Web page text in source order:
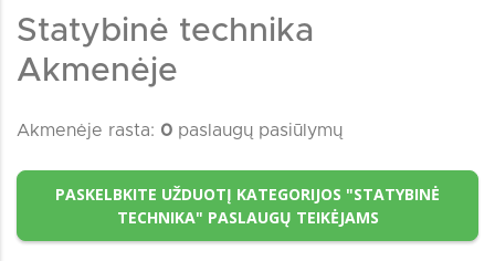
Statybinė technika
Akmenėje
Akmenėje rasta: 0 paslaugų pasiūlymų
PASKELBKITE UŽDUOTĮ KATEGORIJOS "STATYBINĖ
TECHNIKA" PASLAUGŲ TEIKĖJAMS